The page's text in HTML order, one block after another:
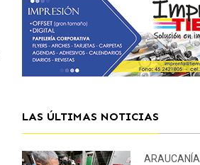
LAS ÚLTIMAS NOTICIAS
ARAUCANÍA